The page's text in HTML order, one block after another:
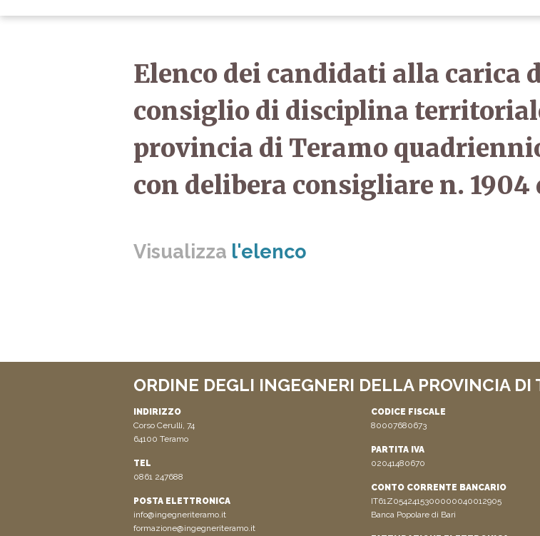
Elenco dei candidati alla carica
consiglio di disciplina
provincia di Teramo
con delibera consigliare n. 1904
Visualizza l'elenco
ORDINE DEGLI INGEGNERI DELLA PROVINCIA DI
INDIRIZZO
Corso Cerulli, 74
64100 Teramo
TEL
0861 247688
POSTA ELETTRONICA
info@ingegneriteramo.it
formazione@ingegneriteramo.it
CODICE FISCALE
80007680673
PARTITA IVA
02041480670
CONTO CORRENTE BANCARIO
IT61Z0542415300000040012905
Banca Popolare di Bari